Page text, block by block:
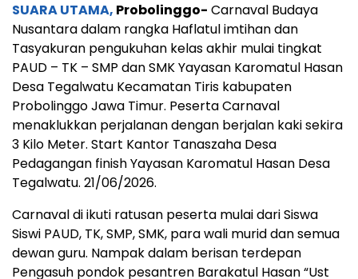
SUARA UTAMA, Probolinggo- Carnaval Budaya
Nusantara dalam rangka Haflatul imtihan dan
Tasyakuran pengukuhan kelas akhir mulai tingkat
PAUD – TK – SMP dan SMK Yayasan Karomatul Hasan
Desa Tegalwatu Kecamatan Tiris kabupaten
Probolinggo Jawa Timur. Peserta Carnaval
menaklukkan perjalanan dengan berjalan kaki sekira
3 Kilo Meter. Start Kantor Tanaszaha Desa
Pedagangan finish Yayasan Karomatul Hasan Desa
Tegalwatu. 21/06/2026.
Carnaval di ikuti ratusan peserta mulai dari Siswa
Siswi PAUD, TK, SMP, SMK, para wali murid dan semua
dewan guru. Nampak dalam berisan terdepan
Pengasuh pondok pesantren Barakatul Hasan “Ust